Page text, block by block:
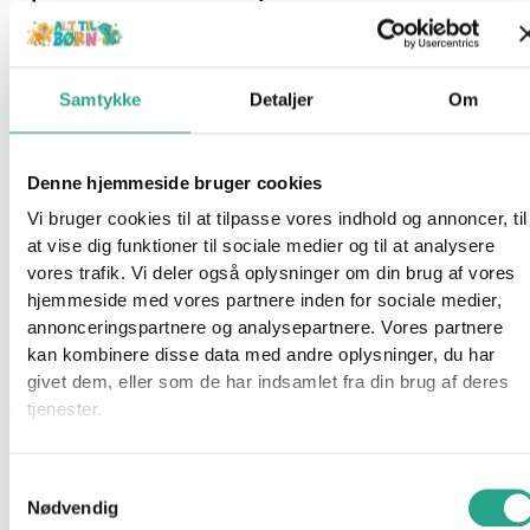
Samtykke Detaljer Om
Denne hjemmeside bruger cookies
Vi bruger cookies til at tilpasse vores indhold og annoncer, til
at vise dig funktioner til sociale medier og til at analysere
vores trafik. Vi deler også oplysninger om din brug af vores
hjemmeside med vores partnere inden for sociale medier,
annonceringspartnere og analysepartnere. Vores partnere
kan kombinere disse data med andre oplysninger, du har
givet dem, eller som de har indsamlet fra din brug af deres
tjenester.
Nødvendig
299,95kr.
Varenummer94599Kategorier
Beskrivelse
Det her er Cam. Cam er en hvid og sort kat, der hverken
kradser eller hvæser! Tværtimod elsker Cam at kramme og
blive puttet med.
Squishmallows er en skøn serie af bløde plysdyr, elsket for
deres utroligt bløde og “squishy” tekstur. Disse plyslegetøj fås i
forskellige figurer og størrelser, og de er et stort hit, især
Specifikationer